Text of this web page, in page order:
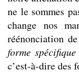
ne le sommes
change nos
réénonciation
forme
c’est-à-dire des